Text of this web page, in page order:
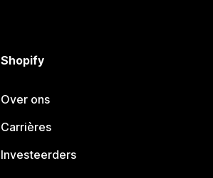
Shopify
Over ons
Carrières
Investeerders